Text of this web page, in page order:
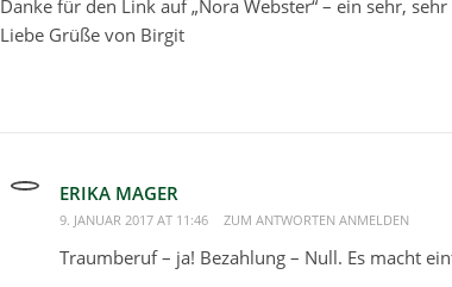
Danke für den Link auf „Nora Webster“ – ein sehr,
Liebe Grüße von Birgit
ERIKA MAGER
9. JANUAR 2017 AT 11:46 ZUM ANTWORTEN ANMELDEN
Traumberuf – ja! Bezahlung – Null. Es macht